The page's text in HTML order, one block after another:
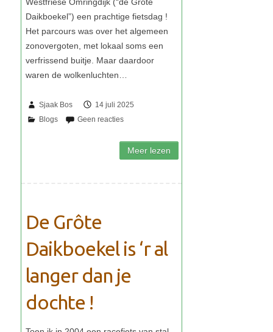
Sjaak Bos 14 juli 2025
De Grôte
Daikboekel is ‘r al
langer dan je
dochte !